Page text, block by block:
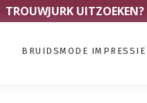
TROUWJURK UITZOEKEN?
BRUIDSMODE IMPRESSIE